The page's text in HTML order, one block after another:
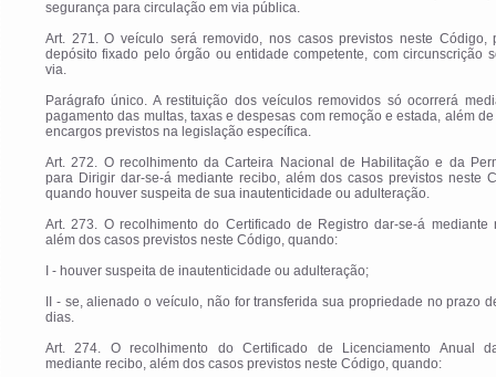
segurança para circulação em via pública.
Art. 271. O veículo será removido, nos casos previstos neste Código,
depósito fixado pelo órgão ou entidade competente, com circunscrição
via.
Parágrafo único. A restituição dos veículos removidos só ocorrerá
pagamento das multas, taxas e despesas com remoção e estada, além
encargos previstos na legislação específica.
Art. 272. O recolhimento da Carteira Nacional de Habilitação e da
para Dirigir dar-se-á mediante recibo, além dos casos previstos neste
quando houver suspeita de sua inautenticidade ou adulteração.
Art. 273. O recolhimento do Certificado de Registro dar-se-á mediante
além dos casos previstos neste Código, quando:
I - houver suspeita de inautenticidade ou adulteração;
II - se, alienado o veículo, não for transferida sua propriedade no prazo
dias.
Art. 274. O recolhimento do Certificado de Licenciamento Anual
mediante recibo, além dos casos previstos neste Código, quando: